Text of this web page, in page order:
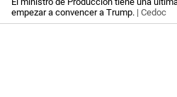
empezar a convencer a Trump. | Cedoc